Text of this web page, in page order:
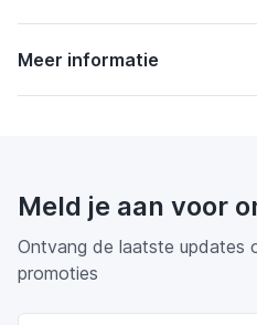
Meer informatie
Meld je aan voor
Ontvang de laatste updates
promoties